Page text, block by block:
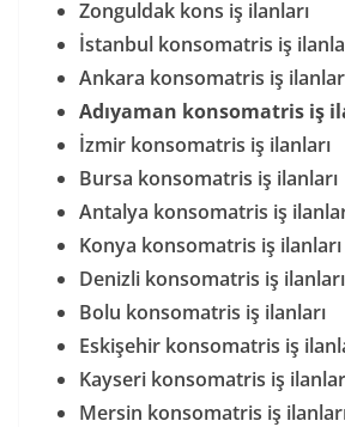
Zonguldak kons iş ilanları
İstanbul konsomatris iş
Ankara konsomatris iş
Adıyaman konsomatris iş
İzmir konsomatris iş ilanları
Bursa konsomatris iş ilanları
Antalya konsomatris iş
Konya konsomatris iş ilanları
Denizli konsomatris iş ilanları
Bolu konsomatris iş ilanları
Eskişehir konsomatris iş
Kayseri konsomatris iş
Mersin konsomatris iş